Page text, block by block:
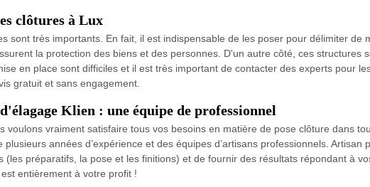
clôtures à Lux
sont très importants. En fait, il est indispensable de les poser pour délimiter de
la protection des biens et des personnes. D'un autre côté, ces structures
en place sont difficiles et il est très important de contacter des experts pour
gratuit et sans engagement.
Klien : une équipe de professionnel
voulons vraiment satisfaire tous vos besoins en matière de pose clôture dans
années d’expérience et des équipes d’artisans professionnels. Artisan
(les préparatifs, la pose et les finitions) et de fournir des résultats répondant à
entièrement à votre profit !